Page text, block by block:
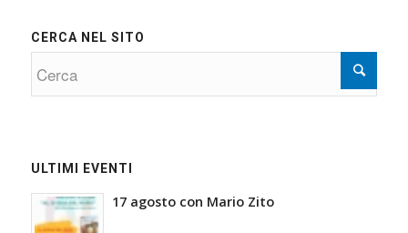
CERCA NEL SITO
ULTIMI EVENTI
17 agosto con Mario Zito